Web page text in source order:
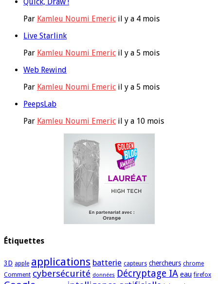
Par Kamleu Noumi Emeric il y a 4 mois
Live Starlink
Par Kamleu Noumi Emeric il y a 5 mois
Web Rewind
Par Kamleu Noumi Emeric il y a 5 mois
PeepsLab
Par Kamleu Noumi Emeric il y a 10 mois
Étiquettes
3D apple applications batterie capteurs chercheurs chrome
Comment cybersécurité données Décryptage IA eau firefox